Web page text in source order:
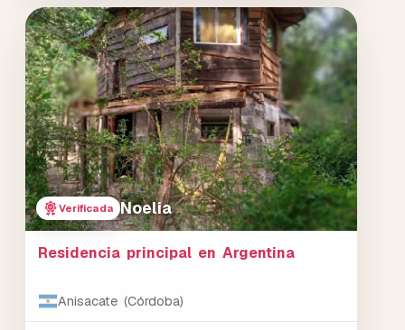
Verificada Noelia
Residencia principal en Argentina
Anisacate (Córdoba)